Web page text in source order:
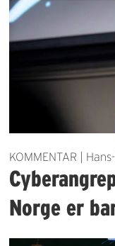
KOMMENTAR |
Norge er